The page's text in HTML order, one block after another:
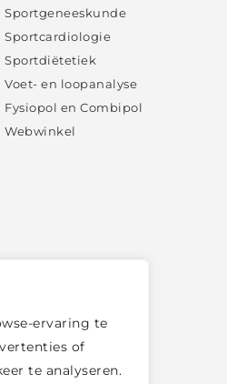
ervaring te
of
te analyseren.
Sportgeneeskunde
Sportcardiologie
Sportdiëtetiek
Voet- en loopanalyse
Fysiopol en Combipol
Webwinkel